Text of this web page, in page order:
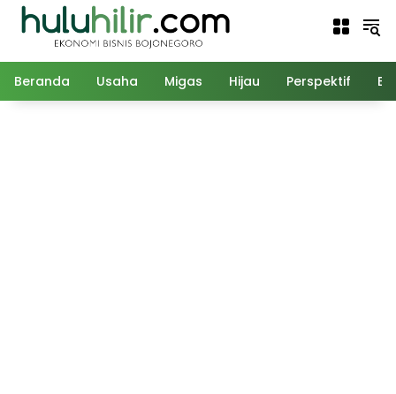
Langsung
Beranda Usaha Migas Hijau Perspektif